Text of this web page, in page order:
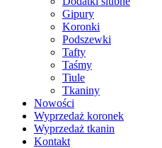
Gipury
Koronki
Podszewki
Tafty
Taśmy
Tiule
Tkaniny
Nowości
Wyprzedaż koronek
Wyprzedaż tkanin
Kontakt